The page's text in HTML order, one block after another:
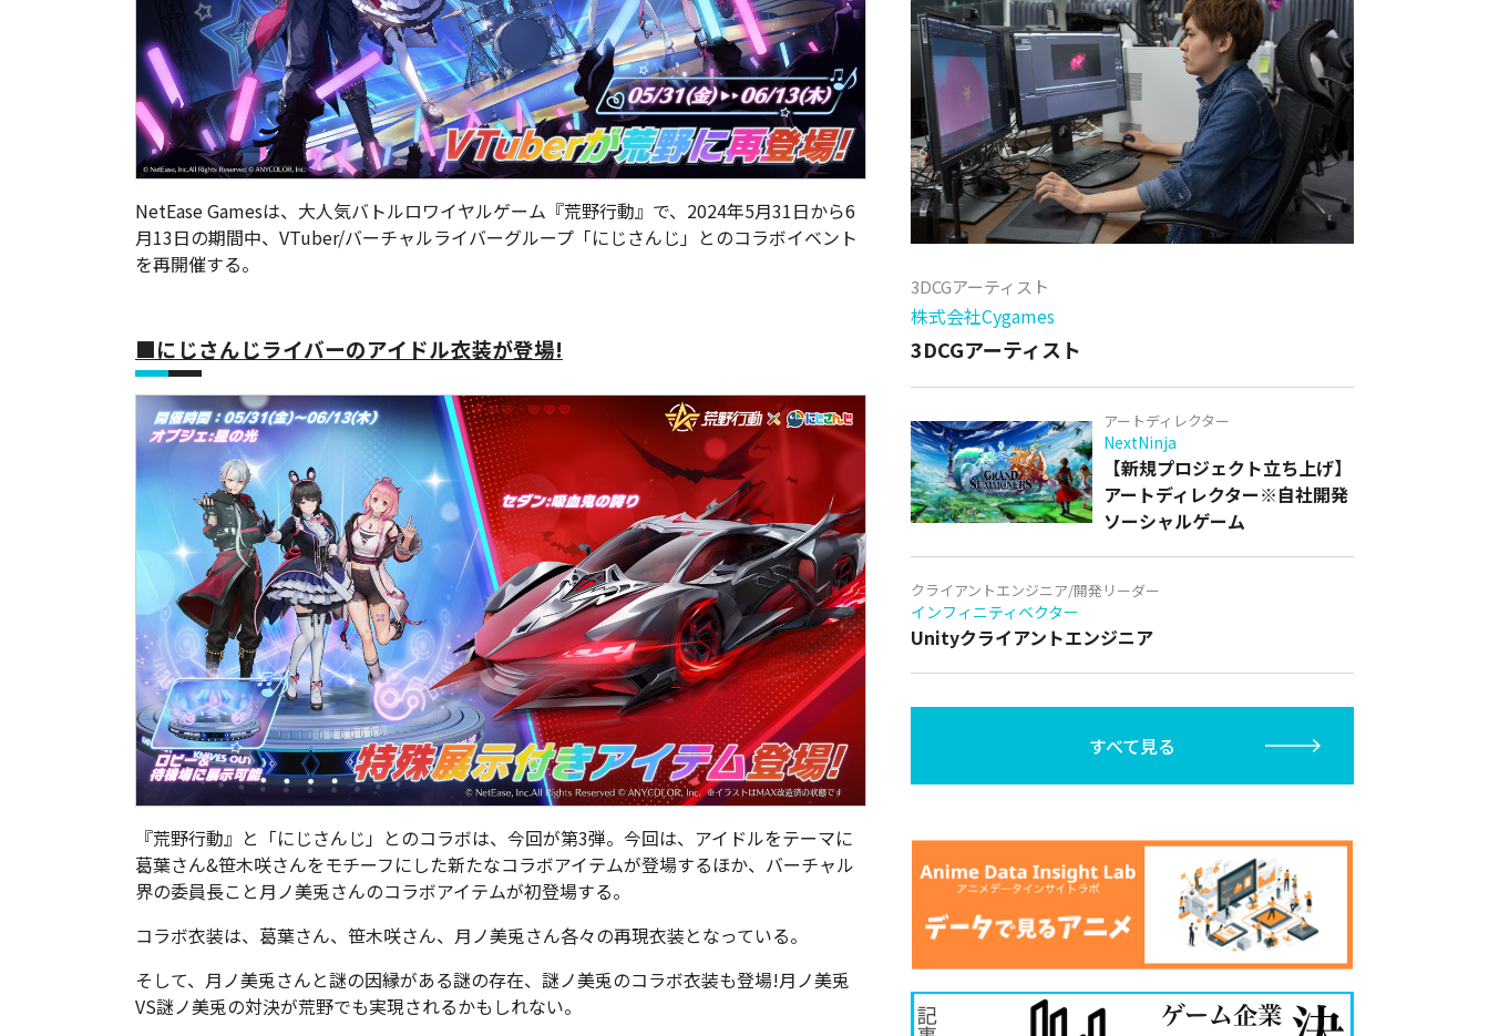
NetEase Gamesは、大人気バトルロワイヤルゲーム『荒野行動』で、2024年5月31日から6
月13日の期間中、VTuber/バーチャルライバーグループ「にじさんじ」とのコラボイベント
を再開催する。
■にじさんじライバーのアイドル衣装が登場!
『荒野行動』と「にじさんじ」とのコラボは、今回が第3弾。今回は、アイドルをテーマに
葛葉さん&笹木咲さんをモチーフにした新たなコラボアイテムが登場するほか、バーチャル
界の委員長こと月ノ美兎さんのコラボアイテムが初登場する。
コラボ衣装は、葛葉さん、笹木咲さん、月ノ美兎さん各々の再現衣装となっている。
そして、月ノ美兎さんと謎の因縁がある謎の存在、謎ノ美兎のコラボ衣装も登場!月ノ美兎
VS謎ノ美兎の対決が荒野でも実現されるかもしれない。
3DCGアーティスト
株式会社Cygames
3DCGアーティスト
アートディレクター
NextNinja
【新規プロジェクト立ち上げ】
アートディレクター※自社開発
ソーシャルゲーム
クライアントエンジニア/開発リーダー
インフィニティベクター
Unityクライアントエンジニア
すべて見る